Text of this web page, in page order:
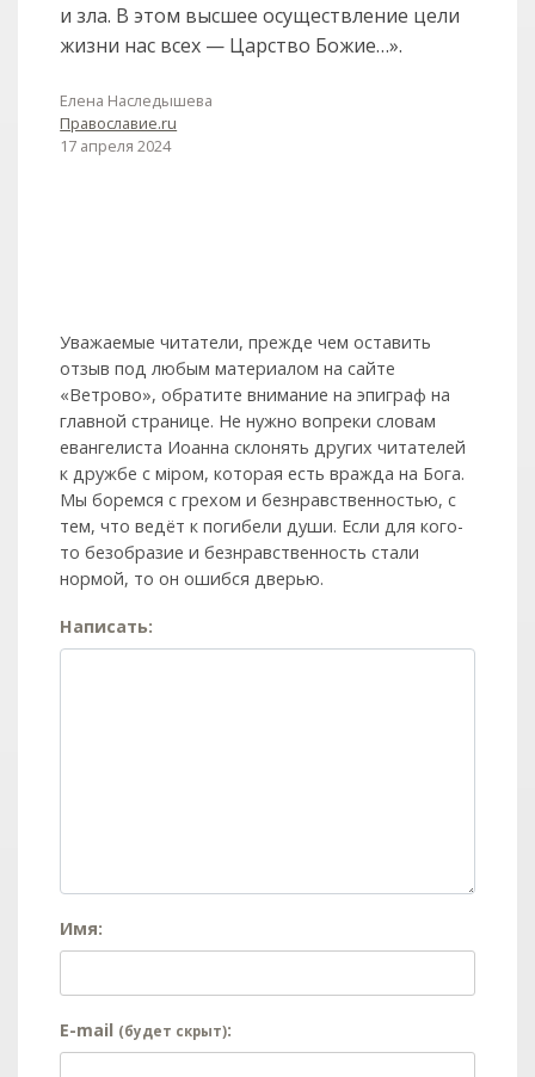
и зла. В этом высшее осуществление цели
жизни нас всех — Царство Божие…».
Елена Наследышева
Православие.ru
17 апреля 2024
Уважаемые читатели, прежде чем оставить
отзыв под любым материалом на сайте
«Ветрово», обратите внимание на эпиграф на
главной странице. Не нужно вопреки словам
евангелиста Иоанна склонять других читателей
к дружбе с мiром, которая есть вражда на Бога.
Мы боремся с грехом и без­нрав­ствен­ностью, с
тем, что ведёт к погибели души. Если для кого-
то безобразие и безнравственность стали
нормой, то он ошибся дверью.
Написать:
Имя:
E-mail (будет скрыт):